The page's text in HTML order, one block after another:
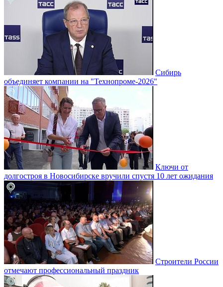
Сибирь
объединяет компании на "Технопроме-2026"
Ключи от
долгостроя в Новосибирске вручили спустя 10 лет ожидания
Строители России
отмечают профессиональный праздник